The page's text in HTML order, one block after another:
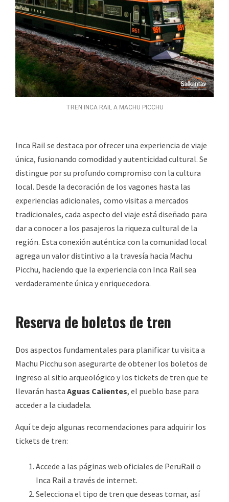
TREN INCA RAIL A MACHU PICCHU
Inca Rail se destaca por ofrecer una experiencia de viaje
única, fusionando comodidad y autenticidad cultural. Se
distingue por su profundo compromiso con la cultura
local. Desde la decoración de los vagones hasta las
experiencias adicionales, como visitas a mercados
tradicionales, cada aspecto del viaje está diseñado para
dar a conocer a los pasajeros la riqueza cultural de la
región. Esta conexión auténtica con la comunidad local
agrega un valor distintivo a la travesía hacia Machu
Picchu, haciendo que la experiencia con Inca Rail sea
verdaderamente única y enriquecedora.
Reserva de boletos de tren
Dos aspectos fundamentales para planificar tu visita a
Machu Picchu son asegurarte de obtener los boletos de
ingreso al sitio arqueológico y los tickets de tren que te
llevarán hasta Aguas Calientes, el pueblo base para
acceder a la ciudadela.
Aquí te dejo algunas recomendaciones para adquirir los
tickets de tren:
Accede a las páginas web oficiales de PeruRail o
Inca Rail a través de internet.
Selecciona el tipo de tren que deseas tomar, así